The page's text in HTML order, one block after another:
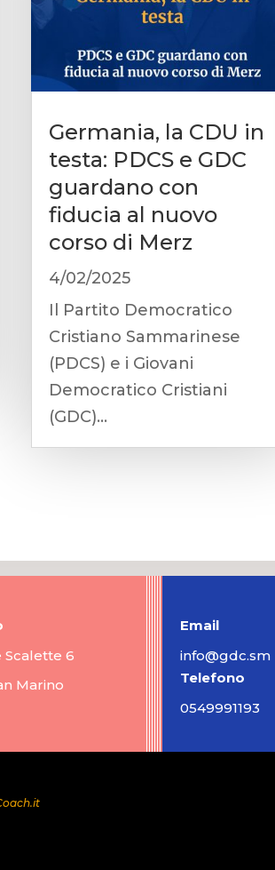
Germania, la CDU in
testa: PDCS e GDC
guardano con
fiducia al nuovo
corso di Merz
4/02/2025
Il Partito Democratico
Cristiano Sammarinese
(PDCS) e i Giovani
Democratico Cristiani
(GDC)...
Scalette 6
Marino
Email
info@gdc.sm
Telefono
0549991193